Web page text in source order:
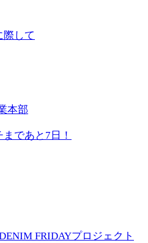
際して
本部
であと7日！
FRIDAYプロジェクト